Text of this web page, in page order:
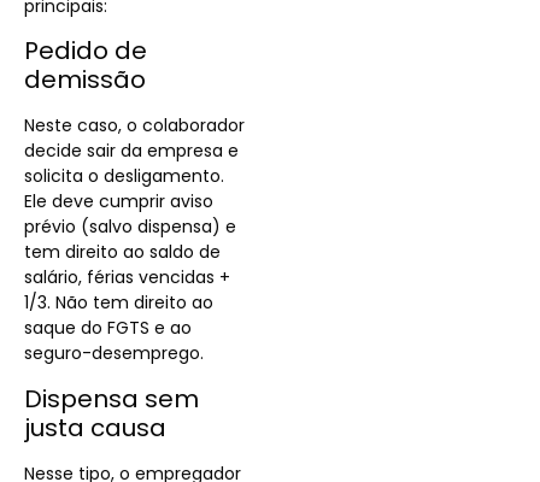
principais:
Pedido de
demissão
Neste caso, o colaborador
decide sair da empresa e
solicita o desligamento.
Ele deve cumprir aviso
prévio (salvo dispensa) e
tem direito ao saldo de
salário, férias vencidas +
1/3. Não tem direito ao
saque do FGTS e ao
seguro-desemprego.
Dispensa sem
justa causa
Nesse tipo, o empregador